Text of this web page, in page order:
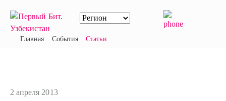
Главная События Статьи
2 апреля 2013